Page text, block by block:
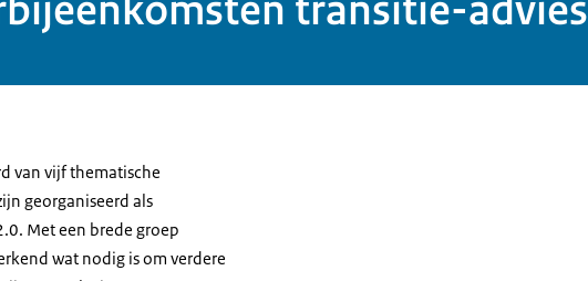
van vijf thematische
georganiseerd als
Met een brede groep
wat nodig is om verdere